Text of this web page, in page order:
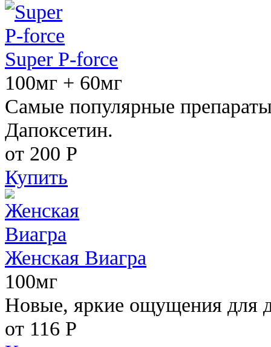
Super P-force
100мг + 60мг
Самые популярные
Дапоксетин.
от 200 Р
Купить
Женская Виагра
100мг
Новые, яркие ощущения для
от 116 Р